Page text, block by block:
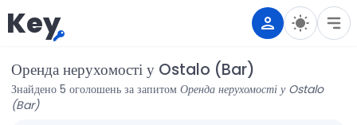
Key
Оренда нерухомості у Ostalo (Bar)
Знайдено 5 оголошень за запитом Оренда нерухомості у Ostalo
(Bar)